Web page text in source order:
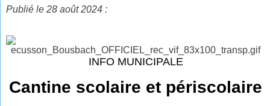
Publié le 28 août 2024 :
INFO MUNICIPALE
Cantine scolaire et périscolaire